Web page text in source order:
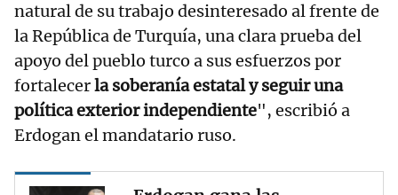
natural de su trabajo desinteresado al frente de
la República de Turquía, una clara prueba del
apoyo del pueblo turco a sus esfuerzos por
fortalecerla soberanía estatal y seguir una
política exterior independiente", escribió a
Erdogan el mandatario ruso.